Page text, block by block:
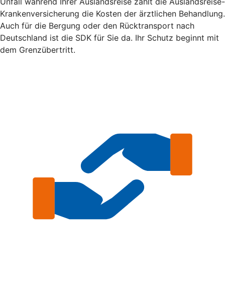
Krankenversicherung die Kosten der ärztlichen Behandlung.
Auch für die Bergung oder den Rücktransport nach
Deutschland ist die SDK für Sie da. Ihr Schutz beginnt mit
dem Grenzübertritt.